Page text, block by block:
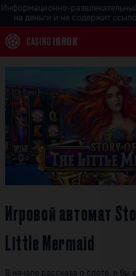
Информационно-
на деньги и не содержит
CASINOIGROK
Игровой автомат
Little Mermaid
В начале рассказа о слоте, я бы